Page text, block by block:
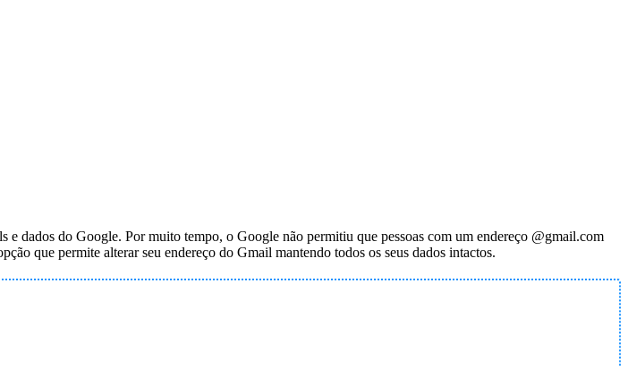
e dados do Google. Por muito tempo, o Google não permitiu que pessoas com um endereço @gmail.com
que permite alterar seu endereço do Gmail mantendo todos os seus dados intactos.